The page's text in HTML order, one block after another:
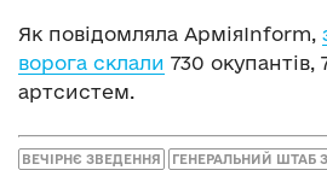
Як повідомляла АрміяInform,
ворога склали 730 окупантів,
артсистем.
ВЕЧІРНЄ ЗВЕДЕННЯ ГЕНЕРАЛЬНИЙ ШТАБ